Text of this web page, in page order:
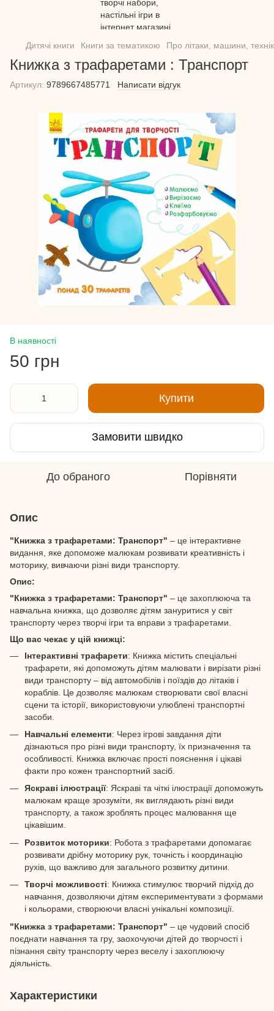
Дитячі книги Книги за тематикою Про літаки, машини,
Книжка з трафаретами : Транспорт
Артикул: 9789667485771 Написати відгук
В наявності
50 грн
Купити
Замовити швидко
До обраного Порівняти
Опис
"Книжка з трафаретами: Транспорт" – це інтерактивне
видання, яке допоможе малюкам розвивати креативність і
моторику, вивчаючи різні види транспорту.
Опис:
"Книжка з трафаретами: Транспорт" – це захоплююча та
навчальна книжка, що дозволяє дітям зануритися у світ
транспорту через творчі ігри та вправи з трафаретами.
Що вас чекає у цій книжці:
Інтерактивні трафарети: Книжка містить спеціальні
трафарети, які допоможуть дітям малювати і вирізати різні
види транспорту – від автомобілів і поїздів до літаків і
кораблів. Це дозволяє малюкам створювати свої власні
сцени та історії, використовуючи улюблені транспортні
засоби.
Навчальні елементи: Через ігрові завдання діти
дізнаються про різні види транспорту, їх призначення та
особливості. Книжка включає прості пояснення і цікаві
факти про кожен транспортний засіб.
Яскраві ілюстрації: Яскраві та чіткі ілюстрації допоможуть
малюкам краще зрозуміти, як виглядають різні види
транспорту, а також зроблять процес малювання ще
цікавішим.
Розвиток моторики: Робота з трафаретами допомагає
розвивати дрібну моторику рук, точність і координацію
рухів, що важливо для загального розвитку дитини.
Творчі можливості: Книжка стимулює творчий підхід до
навчання, дозволяючи дітям експериментувати з формами
і кольорами, створюючи власні унікальні композиції.
"Книжка з трафаретами: Транспорт" – це чудовий спосіб
поєднати навчання та гру, заохочуючи дітей до творчості і
пізнання світу транспорту через веселу і захоплюючу
діяльність.
Характеристики